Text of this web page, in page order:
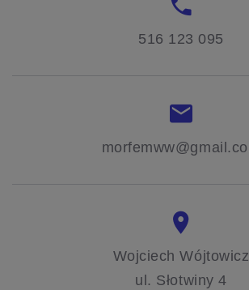
516 123 095
Wojciech Wójtowicz
ul. Słotwiny 4